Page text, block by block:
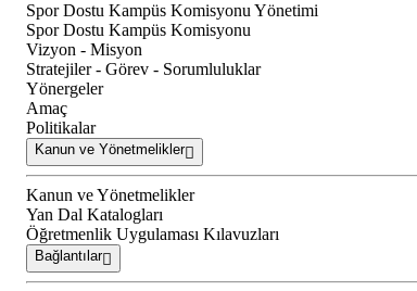
Spor Dostu Kampüs Komisyonu Yönetimi
Spor Dostu Kampüs Komisyonu
Vizyon - Misyon
Stratejiler - Görev - Sorumluluklar
Yönergeler
Amaç
Politikalar
Kanun ve Yönetmelikler
Kanun ve Yönetmelikler
Yan Dal Katalogları
Öğretmenlik Uygulaması Kılavuzları
Bağlantılar